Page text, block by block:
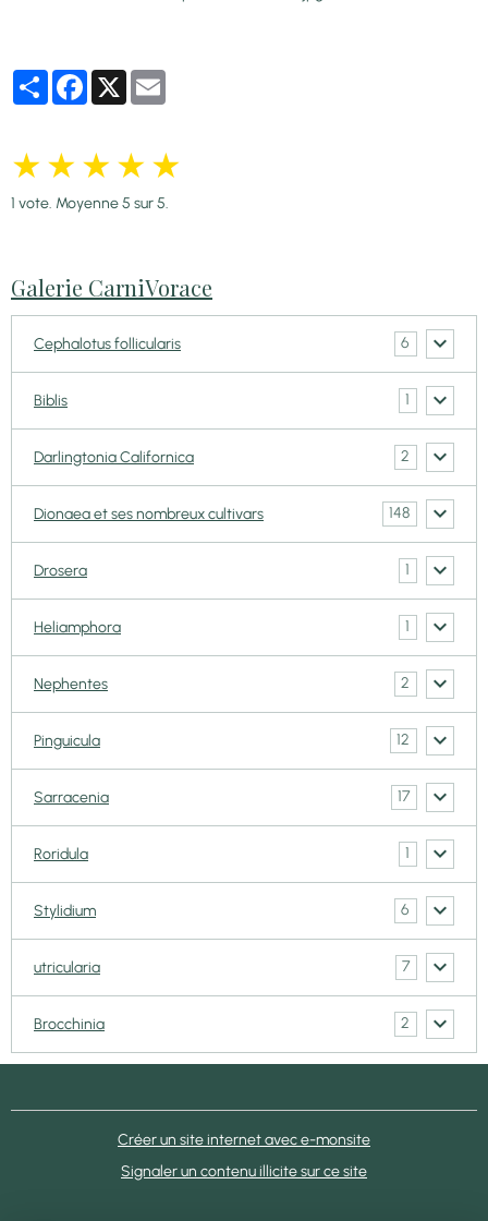
PartagerFacebook
X
★★★★★
1 vote. Moyenne5 sur 5.
Galerie CarniVorace
Cephalotus follicularis 6
Biblis 1
Darlingtonia Californica 2
Dionaea et ses nombreux cultivars 148
Drosera 1
Heliamphora 1
Nephentes 2
Pinguicula 12
Sarracenia 17
Roridula 1
Stylidium 6
utricularia 7
Brocchinia 2
Créer un site internet avec e-monsite
Signaler un contenu illicite sur ce site